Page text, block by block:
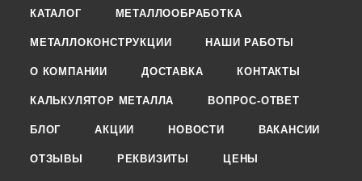
КАТАЛОГ МЕТАЛЛООБРАБОТКА
МЕТАЛЛОКОНСТРУКЦИИ НАШИ РАБОТЫ
О КОМПАНИИ ДОСТАВКА КОНТАКТЫ
КАЛЬКУЛЯТОР МЕТАЛЛА ВОПРОС-ОТВЕТ
БЛОГ АКЦИИ НОВОСТИ ВАКАНСИИ
ОТЗЫВЫ РЕКВИЗИТЫ ЦЕНЫ